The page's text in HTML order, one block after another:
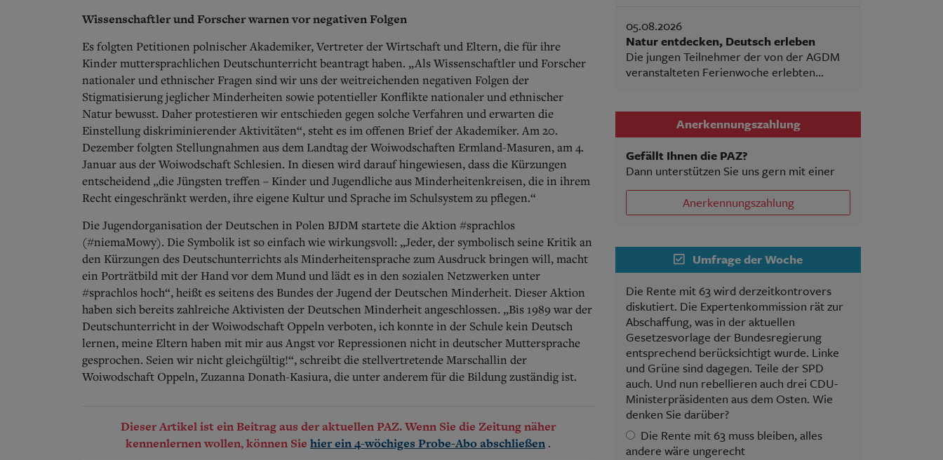
Wissenschaftler und Forscher warnen vor negativen Folgen
Es folgten Petitionen polnischer Akademiker, Vertreter der Wirtschaft und Eltern, die für ihre
Kinder muttersprachlichen Deutschunterricht beantragt haben. „Als Wissenschaftler und Forscher
nationaler und ethnischer Fragen sind wir uns der weitreichenden negativen Folgen der
Stigmatisierung jeglicher Minderheiten sowie potentieller Konflikte nationaler und ethnischer
Natur bewusst. Daher protestieren wir entschieden gegen solche Verfahren und erwarten die
Einstellung diskriminierender Aktivitäten“, steht es im offenen Brief der Akademiker. Am 20.
Dezember folgten Stellungnahmen aus dem Landtag der Woiwodschaften Ermland-Masuren, am 4.
Januar aus der Woiwodschaft Schlesien. In diesen wird darauf hingewiesen, dass die Kürzungen
entscheidend „die Jüngsten treffen – Kinder und Jugendliche aus Minderheitenkreisen, die in ihrem
Recht eingeschränkt werden, ihre eigene Kultur und Sprache im Schulsystem zu pflegen.“
Die Jugendorganisation der Deutschen in Polen BJDM startete die Aktion #sprachlos
(#niemaMowy). Die Symbolik ist so einfach wie wirkungsvoll: „Jeder, der symbolisch seine Kritik an
den Kürzungen des Deutschunterrichts als Minderheitensprache zum Ausdruck bringen will, macht
ein Porträtbild mit der Hand vor dem Mund und lädt es in den sozialen Netzwerken unter
#sprachlos hoch“, heißt es seitens des Bundes der Jugend der Deutschen Minderheit. Dieser Aktion
haben sich bereits zahlreiche Aktivisten der Deutschen Minderheit angeschlossen. „Bis 1989 war der
Deutschunterricht in der Woiwodschaft Oppeln verboten, ich konnte in der Schule kein Deutsch
lernen, meine Eltern haben mit mir aus Angst vor Repressionen nicht in deutscher Muttersprache
gesprochen. Seien wir nicht gleichgültig!“, schreibt die stellvertretende Marschallin der
Woiwodschaft Oppeln, Zuzanna Donath-Kasiura, die unter anderem für die Bildung zuständig ist.
Dieser Artikel ist ein Beitrag aus der aktuellen PAZ. Wenn Sie die Zeitung näher
kennenlernen wollen, können Sie hier ein 4-wöchiges Probe-Abo abschließen .
05.08.2026
Natur entdecken, Deutsch erleben
Die jungen Teilnehmer der von der AGDM
veranstalteten Ferienwoche erlebten...
Anerkennungszahlung
Gefällt Ihnen die PAZ?
Dann unterstützen Sie uns gern mit einer
Anerkennungszahlung
Umfrage der Woche
Die Rente mit 63 wird derzeitkontrovers
diskutiert. Die Expertenkommission rät zur
Abschaffung, was in der aktuellen
Gesetzesvorlage der Bundesregierung
entsprechend berücksichtigt wurde. Linke
und Grüne sind dagegen. Teile der SPD
auch. Und nun rebellieren auch drei CDU-
Ministerpräsidenten aus dem Osten. Wie
denken Sie darüber?
Die Rente mit 63 muss bleiben, alles
andere wäre ungerecht